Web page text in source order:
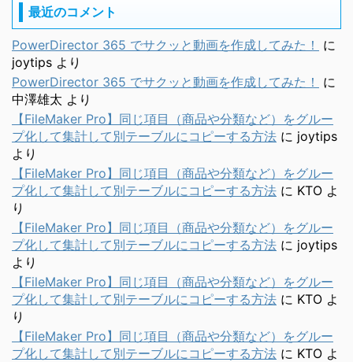
最近のコメント
PowerDirector 365 でサクッと動画を作成してみた！
に
joytips より
PowerDirector 365 でサクッと動画を作成してみた！
に
中澤雄太 より
【FileMaker Pro】同じ項目（商品や分類など）をグルー
プ化して集計して別テーブルにコピーする方法 に joytips
より
【FileMaker Pro】同じ項目（商品や分類など）をグルー
プ化して集計して別テーブルにコピーする方法 に KTO よ
り
【FileMaker Pro】同じ項目（商品や分類など）をグルー
プ化して集計して別テーブルにコピーする方法 に joytips
より
【FileMaker Pro】同じ項目（商品や分類など）をグルー
プ化して集計して別テーブルにコピーする方法 に KTO よ
り
【FileMaker Pro】同じ項目（商品や分類など）をグルー
プ化して集計して別テーブルにコピーする方法 に KTO よ